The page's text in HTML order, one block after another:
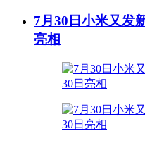
7月30日小米又发
亮相